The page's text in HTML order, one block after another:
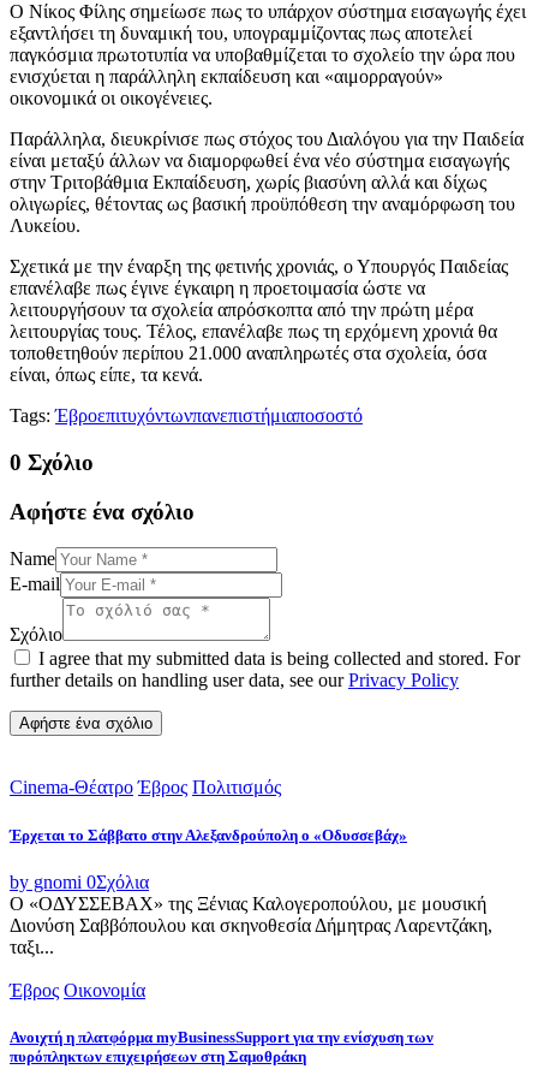
Ο Νίκος Φίλης σημείωσε πως το υπάρχον σύστημα εισαγωγής έχει
εξαντλήσει τη δυναμική του, υπογραμμίζοντας πως αποτελεί
παγκόσμια πρωτοτυπία να υποβαθμίζεται το σχολείο την ώρα που
ενισχύεται η παράλληλη εκπαίδευση και «αιμορραγούν»
οικονομικά οι οικογένειες.
Παράλληλα, διευκρίνισε πως στόχος του Διαλόγου για την Παιδεία
είναι μεταξύ άλλων να διαμορφωθεί ένα νέο σύστημα εισαγωγής
στην Τριτοβάθμια Εκπαίδευση, χωρίς βιασύνη αλλά και δίχως
ολιγωρίες, θέτοντας ως βασική προϋπόθεση την αναμόρφωση του
Λυκείου.
Σχετικά με την έναρξη της φετινής χρονιάς, ο Υπουργός Παιδείας
επανέλαβε πως έγινε έγκαιρη η προετοιμασία ώστε να
λειτουργήσουν τα σχολεία απρόσκοπτα από την πρώτη μέρα
λειτουργίας τους. Τέλος, επανέλαβε πως τη ερχόμενη χρονιά θα
τοποθετηθούν περίπου 21.000 αναπληρωτές στα σχολεία, όσα
είναι, όπως είπε, τα κενά.
Tags: Έβροεπιτυχόντωνπανεπιστήμιαποσοστό
0 Σχόλιο
Αφήστε ένα σχόλιο
Name
E-mail
Σχόλιο
I agree that my submitted data is being collected and stored. For
further details on handling user data, see ourPrivacy Policy
Cinema-Θέατρο Έβρος Πολιτισμός
Έρχεται το Σάββατο στην Αλεξανδρούπολη ο «Οδυσσεβάχ»
by gnomi 0Σχόλια
Ο «ΟΔΥΣΣΕΒΑΧ» της Ξένιας Καλογεροπούλου, με μουσική
Διονύση Σαββόπουλου και σκηνοθεσία Δήμητρας Λαρεντζάκη,
ταξι...
Έβρος Οικονομία
Ανοιχτή η πλατφόρμα myBusinessSupport για την ενίσχυση των
πυρόπληκτων επιχειρήσεων στη Σαμοθράκη